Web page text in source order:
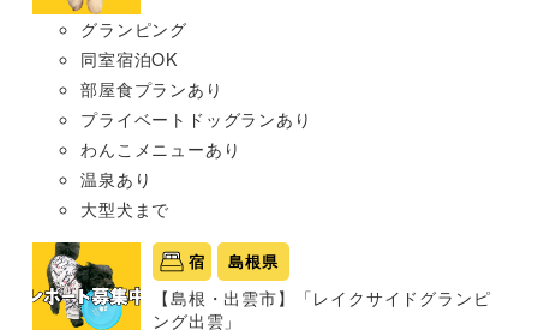
グランピング
同室宿泊OK
部屋食プランあり
プライベートドッグランあり
わんこメニューあり
温泉あり
大型犬まで
宿 島根県
【島根・出雲市】「レイクサイドグランピ
ング出雲」